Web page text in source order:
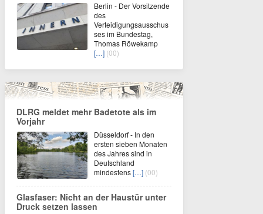
Berlin - Der Vorsitzende
des
Verteidigungsausschus
ses im Bundestag,
Thomas Röwekamp
[…] (00)
DLRG meldet mehr Badetote als im
Vorjahr
Düsseldorf - In den
ersten sieben Monaten
des Jahres sind in
Deutschland
mindestens[…] (00)
Glasfaser: Nicht an der Haustür unter
Druck setzen lassen